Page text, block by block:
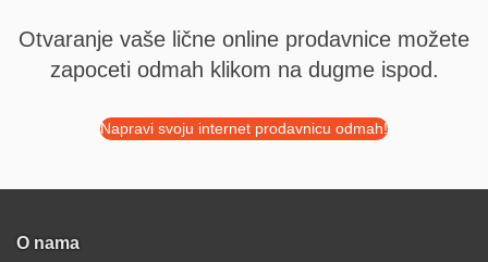
Otvaranje vaše lične online prodavnice možete
zapoceti odmah klikom na dugme ispod.
Napravi svoju internet prodavnicu odmah!
O nama